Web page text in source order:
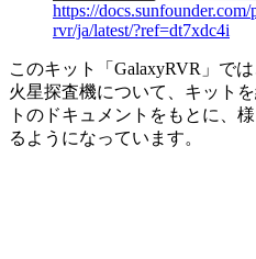
https://
rvr/ja/latest/?ref=dt7xdc4i
このキット「GalaxyRVR」で
火星探査機について、キット
トのドキュメントをもとに、
るようになっています。